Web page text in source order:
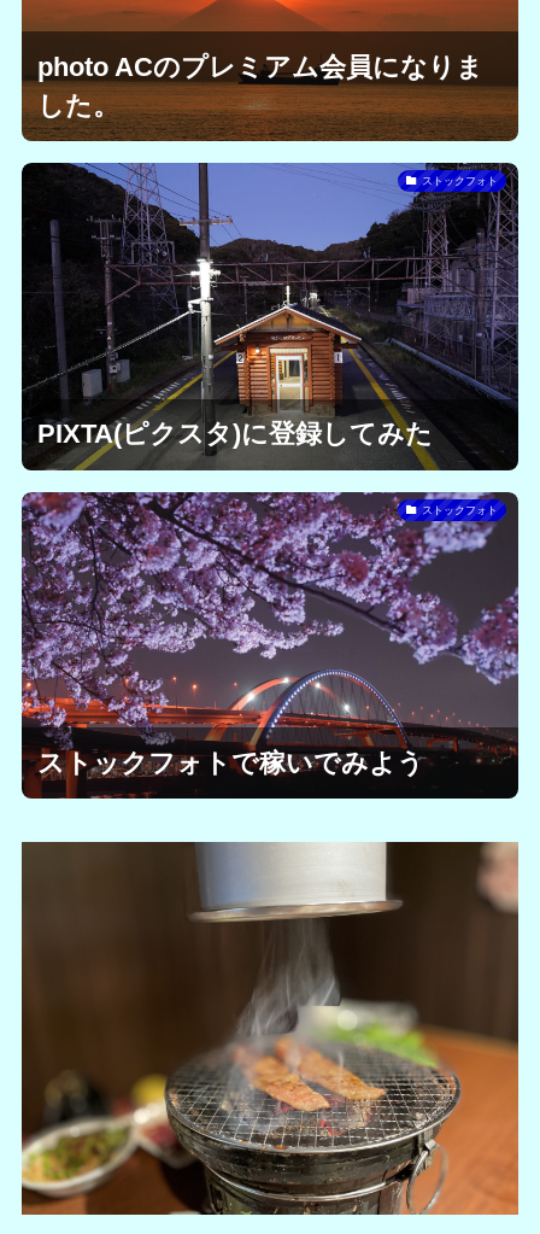
photo ACのプレミアム会員になりま
した。
ストックフォト
PIXTA(ピクスタ)に登録してみた
ストックフォト
ストックフォトで稼いでみよう